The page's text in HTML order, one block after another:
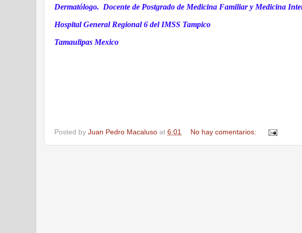
Dermatólogo. Docente de Postgrado de Medicina Familiar y Medicina
Hospital General Regional 6 del IMSS Tampico
Tamaulipas Mexico
Posted by Juan Pedro Macaluso at 6:01 No hay comentarios: